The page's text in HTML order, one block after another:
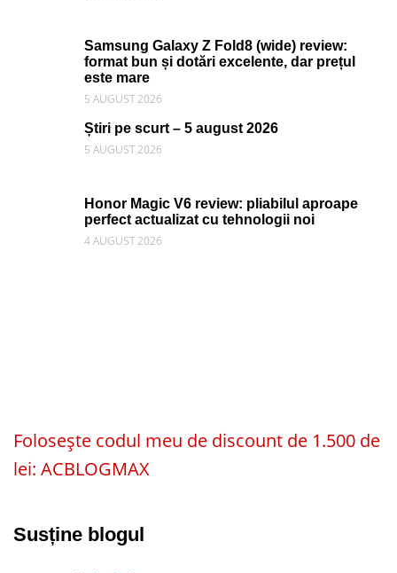
Samsung Galaxy Z Fold8 (wide) review:
format bun și dotări excelente, dar prețul
este mare
5 AUGUST 2026
Știri pe scurt – 5 august 2026
5 AUGUST 2026
Honor Magic V6 review: pliabilul aproape
perfect actualizat cu tehnologii noi
4 AUGUST 2026
Folosește codul meu de discount de 1.500 de
lei: ACBLOGMAX
Susține blogul